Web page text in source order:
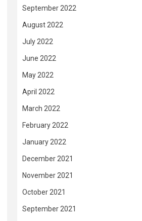
September 2022
August 2022
July 2022
June 2022
May 2022
April 2022
March 2022
February 2022
January 2022
December 2021
November 2021
October 2021
September 2021